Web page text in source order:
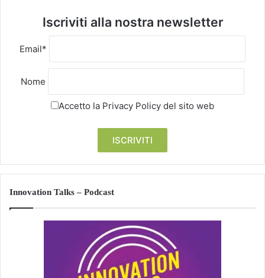
Iscriviti alla nostra newsletter
Email*
Nome
Accetto la Privacy Policy del sito web
Innovation Talks – Podcast